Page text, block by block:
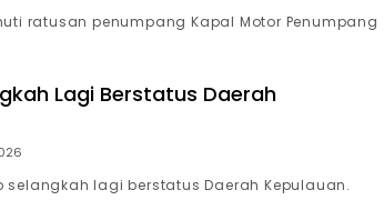
ratusan penumpang Kapal Motor Penumpang
Lagi Berstatus Daerah
selangkah lagi berstatus Daerah Kepulauan.